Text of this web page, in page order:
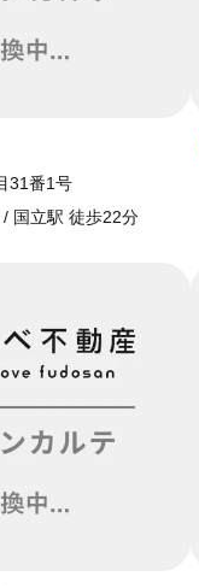
31番1号
国立駅 徒歩22分